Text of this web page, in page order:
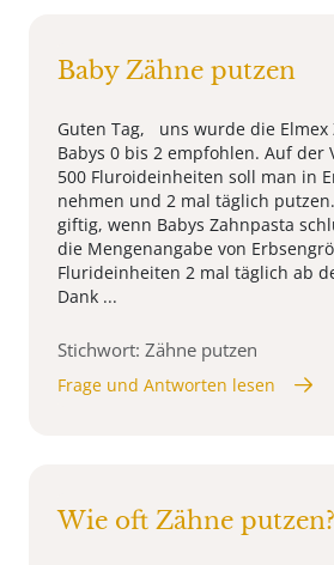
Baby Zähne putzen
Guten Tag, uns wurde die Elmex
Babys 0 bis 2 empfohlen. Auf der
500 Fluroideinheiten soll man in
nehmen und 2 mal täglich
giftig, wenn Babys Zahnpasta
die Mengenangabe von
Flurideinheiten 2 mal täglich ab
Dank ...
Stichwort: Zähne putzen
Frage und Antworten lesen
Wie oft Zähne putzen?